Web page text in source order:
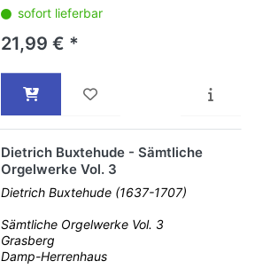
sofort lieferbar
21,99 € *
Dietrich Buxtehude - Sämtliche
Orgelwerke Vol. 3
Dietrich Buxtehude (1637-1707)
Sämtliche Orgelwerke Vol. 3
Grasberg
Damp-Herrenhaus